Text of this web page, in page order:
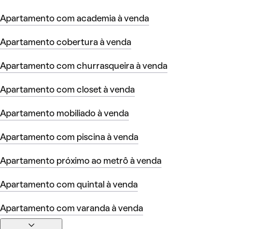
Apartamento com academia à venda
Apartamento cobertura à venda
Apartamento com churrasqueira à venda
Apartamento com closet à venda
Apartamento mobiliado à venda
Apartamento com piscina à venda
Apartamento próximo ao metrô à venda
Apartamento com quintal à venda
Apartamento com varanda à venda